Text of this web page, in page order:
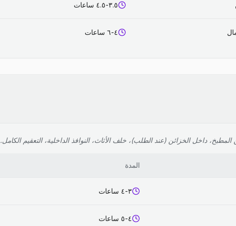
٣.٥-٤.٥ ساعات
٤-٦ ساعات
داخل الخزائن (عند الطلب)، خلف الأثاث، النوافذ الداخلية، التعقيم الكامل.
المدة
٣-٤ ساعات
٤-٥ ساعات